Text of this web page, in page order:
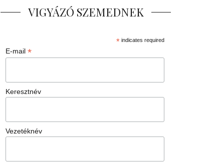
VIGYÁZÓ SZEMEDNEK
*indicates required
E-mail*
Keresztnév
Vezetéknév